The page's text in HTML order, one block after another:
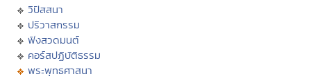
วิปัสสนา
ปริวาสกรรม
ฟังสวดมนต์
คอร์สปฏิบัติธรรม
พระพุทธศาสนา